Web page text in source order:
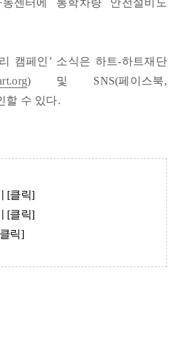
센터에 통학차량 안전설비도
캠페인’ 소식은 하트-하트재단
) 및 SNS(페이스북,
할 수 있다.
[클릭]
[클릭]
릭]